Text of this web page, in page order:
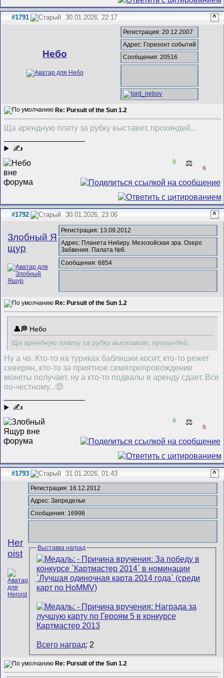
#1791 30.01.2026, 22:17 ^
Небо
Регистрация: 20.12.2007
Адрес: Горизонт событий
Сообщения: 20516
Re: Pursuit of the Sun 1.2
Ща арендную плату за рубку выставит, прохиндей...
✍
0 ⚖️
0
#1792 30.01.2026, 23:06 ^
Злобный Я
щур
Регистрация: 13.09.2012
Адрес: Планета Нибиру. Мезозойская эра. Озеро
Забвения. Палата №6.
Сообщения: 6854
Re: Pursuit of the Sun 1.2
Небо
Ща арендную плату за рубку выставит, прохиндей...
Ну а чо. Кто-то на туриках баблишки косит, кто-то режет
северян, кто-то за приятное семяпрепровождение
монеты получает, ну а кто-то подвалы в аренду сдает. Все
по-честному...🤑
✍
0 ⚖️
0
#1793 31.01.2026, 01:43 ^
Her
oist
Регистрация: 16.12.2012
Адрес: Запределье
Сообщения: 16998
Выставка наград
Всего наград: 2
Re: Pursuit of the Sun 1.2